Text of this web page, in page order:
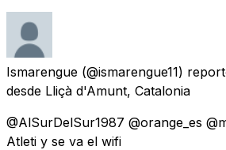
Ismarengue (@ismarengue11)
desde Lliçà d'Amunt, Catalonia
@AlSurDelSur1987 @orange_es
Atleti y se va el wifi